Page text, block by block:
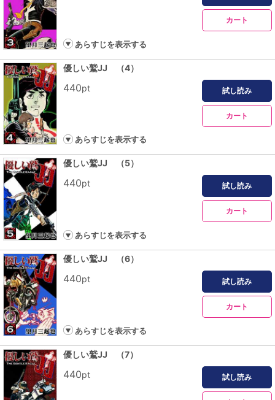
カート
あらすじを表示する
優しい鷲JJ （4）
440pt 試し読み
カート
あらすじを表示する
優しい鷲JJ （5）
440pt 試し読み
カート
あらすじを表示する
優しい鷲JJ （6）
440pt 試し読み
カート
あらすじを表示する
優しい鷲JJ （7）
440pt 試し読み